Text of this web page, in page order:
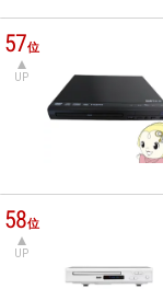
57位
UP
58位
UP